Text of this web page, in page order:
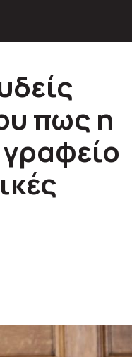
πως η